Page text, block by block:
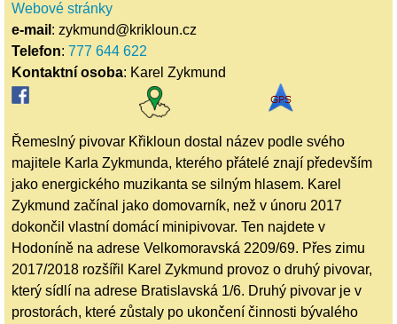
Webové stránky
e-mail : zykmund@krikloun.cz
Telefon: 777 644 622
Kontaktní osoba: Karel Zykmund
Řemeslný pivovar Křikloun dostal název podle svého
majitele Karla Zykmunda, kterého přátelé znají především
jako energického muzikanta se silným hlasem. Karel
Zykmund začínal jako domovarník, než v únoru 2017
dokončil vlastní domácí minipivovar. Ten najdete v
Hodoníně na adrese Velkomoravská 2209/69. Přes zimu
2017/2018 rozšířil Karel Zykmund provoz o druhý pivovar,
který sídlí na adrese Bratislavská 1/6. Druhý pivovar je v
prostorách, které zůstaly po ukončení činnosti bývalého